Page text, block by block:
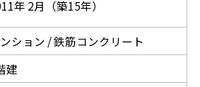
年 2月（築15年）
ション / 鉄筋コンクリート
建